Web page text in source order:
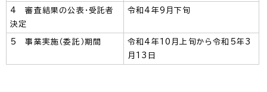
4 審査結果の公表・受託者
決定
令和4年9月下旬
5 事業実施（委託）期間
令和4年10月上旬から令和5年3
月13日